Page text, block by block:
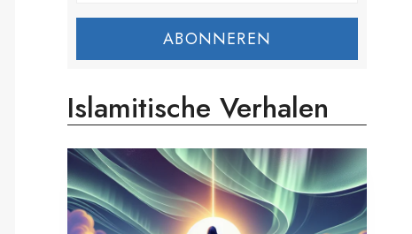
ABONNEREN
Islamitische Verhalen